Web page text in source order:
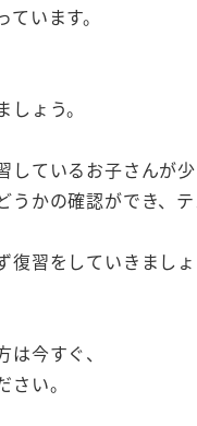
います。
ょう。
ているお子さんが少
かの確認ができ、テ
習をしていきましょ
今すぐ、
い。